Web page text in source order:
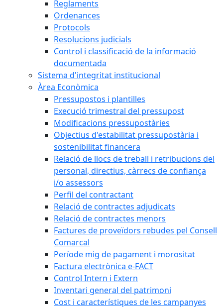
Reglaments
Ordenances
Protocols
Resolucions judicials
Control i classificació de la informació
documentada
Sistema d'integritat institucional
Àrea Econòmica
Pressupostos i plantilles
Execució trimestral del pressupost
Modificacions pressupostàries
Objectius d'estabilitat pressupostària i
sostenibilitat financera
Relació de llocs de treball i retribucions del
personal, directius, càrrecs de confiança
i/o assessors
Perfil del contractant
Relació de contractes adjudicats
Relació de contractes menors
Factures de proveïdors rebudes pel Consell
Comarcal
Període mig de pagament i morositat
Factura electrònica e-FACT
Control Intern i Extern
Inventari general del patrimoni
Cost i característiques de les campanyes